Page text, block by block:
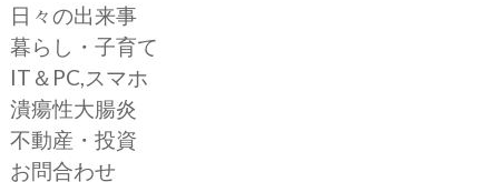
日々の出来事
暮らし・子育て
IT＆PC,スマホ
潰瘍性大腸炎
不動産・投資
お問合わせ